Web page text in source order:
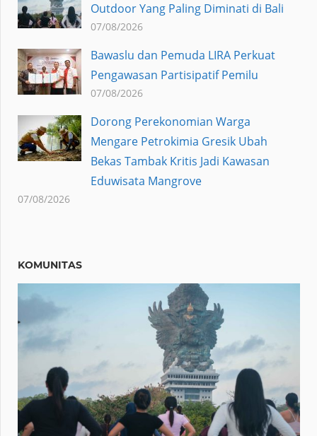
Outdoor Yang Paling Diminati di Bali
07/08/2026
Bawaslu dan Pemuda LIRA Perkuat
Pengawasan Partisipatif Pemilu
07/08/2026
Dorong Perekonomian Warga
Mengare Petrokimia Gresik Ubah
Bekas Tambak Kritis Jadi Kawasan
Eduwisata Mangrove
07/08/2026
KOMUNITAS